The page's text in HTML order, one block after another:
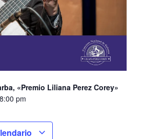
«Premio Liliana Perez Corey»
8:00 pm